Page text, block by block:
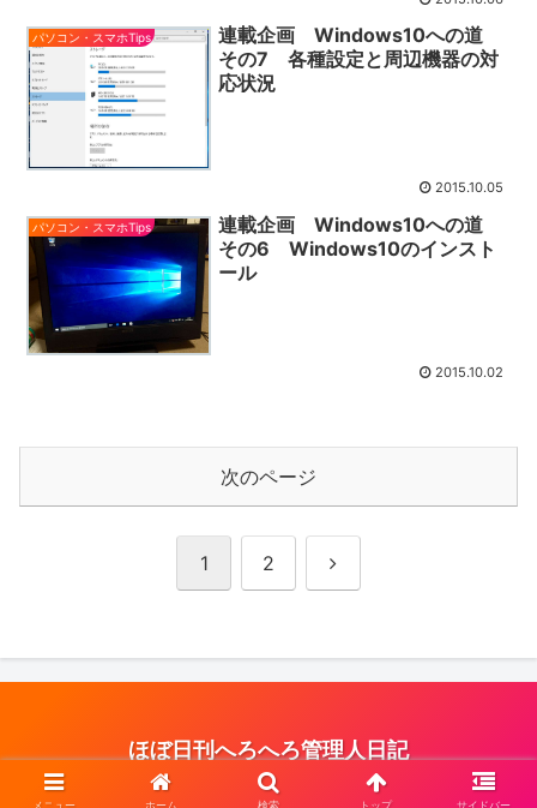
パソコン・スマホTips
連載企画 Windows10への道
その7 各種設定と周辺機器の対
応状況
2015.10.05
パソコン・スマホTips
連載企画 Windows10への道
その6 Windows10のインスト
ール
2015.10.02
次のページ
1 2 次
ほぼ日刊へろへろ管理人日記
© 2005 ほぼ日刊へろへろ管理人日記.
メニュー ホーム 検索 トップ サイドバー